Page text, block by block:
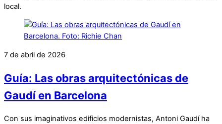
local.
7 de abril de 2026
Guía: Las obras arquitectónicas de
Gaudí en Barcelona
Con sus imaginativos edificios modernistas, Antoni Gaudí ha